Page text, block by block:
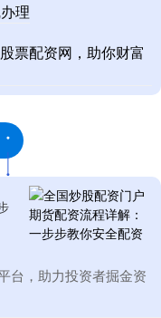
理
票配资网，助你财富
台，助力投资者掘金资